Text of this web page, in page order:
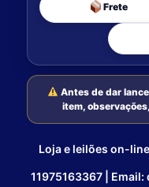
Frete
Antes de dar
item,
Loja e leilões on-
11975163367 |